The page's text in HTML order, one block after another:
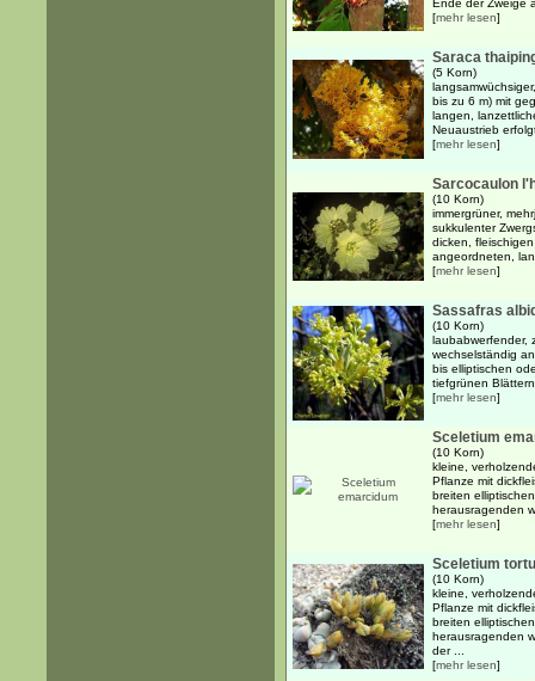
Ende der Zweige
[mehr lesen]
Saraca
(5 Korn)
bis zu 6 m) mit
langen,
Neuaustrieb
[mehr lesen]
Sarcocaulon
(10 Korn)
immergrüner,
sukkulenter
dicken,
angeordneten,
[mehr lesen]
Sassafras
(10 Korn)
laubabwerfender,
wechselständig
bis elliptischen
tiefgrünen
[mehr lesen]
Sceletium
(10 Korn)
kleine,
Pflanze mit
breiten
herausragenden
[mehr lesen]
Sceletium
(10 Korn)
kleine,
Pflanze mit
breiten
herausragenden
der ...
[mehr lesen]